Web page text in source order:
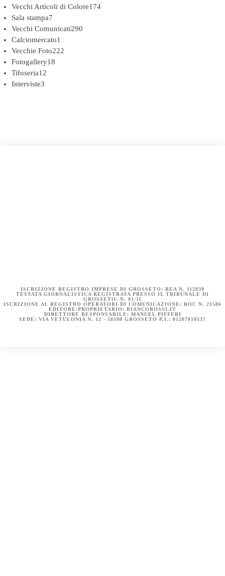
Vecchi Articoli di Colore174
Sala stampa7
Vecchi Comunicati290
Calciomercato1
Vecchie Foto222
Fotogallery18
Tifoseria12
Interviste3
ISCRIZIONE REGISTRO IMPRESE DI GROSSETO: REA N. 112830
TESTATA GIORNALISTICA REGISTRATA PRESSO IL TRIBUNALE DI
GROSSETO: N. 01/11
ISCRIZIONE AL REGISTRO OPERATORI DI COMUNICAZIONE: ROC N. 21506
EDITORE/PROPRIETARIO: BIANCOROSSI.IT
DIRETTORE RESPONSABILE: MANUEL PIFFERI
SEDE: VIA VETULONIA N. 12 - 58100 GROSSETO P.I.: 01207010537